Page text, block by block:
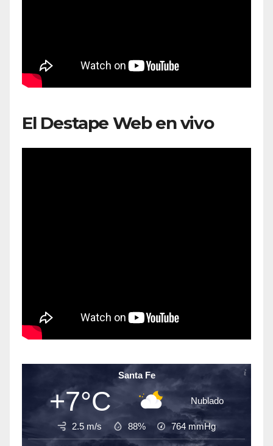
El Destape Web en vivo
Santa Fe
+7°C Nublado
2.5 m/s 88% 764 mmHg